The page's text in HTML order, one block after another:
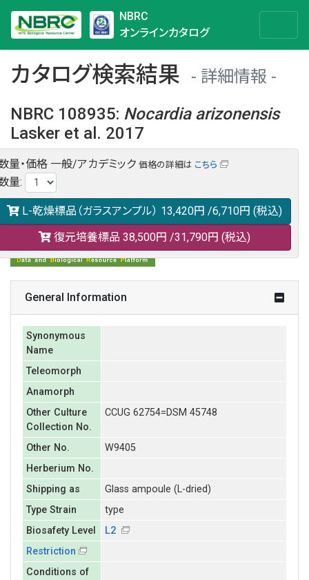
NBRC
オンラインカタログ
カタログ検索結果
詳細情報
NBRC 108935: Nocardia arizonensis
Lasker et al. 2017
NBRC 108935の情報や関連データは以下のバナー(DBRP)か
らご覧ください。
日本語での検索も可能です。
量・価格 一般/アカデミック 価格の詳細は こちら
量:
L-乾燥標品（ガラスアンプル） 13,420円 /6,710円 (税込)
復元培養標品 38,500円 /31,790円 (税込)
General Information
Synonymous
Name
Teleomorph
Anamorph
Other Culture
Collection No.
CCUG 62754=DSM 45748
Other No.
W9405
Herberium No.
Shipping as
Glass ampoule (L-dried)
Type Strain
type
Biosafety Level
L2
Restriction
Conditions of